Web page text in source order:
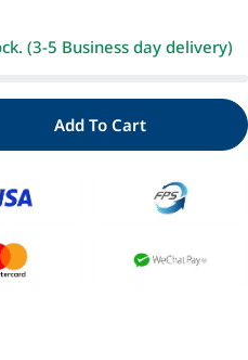
(3-5 Business day delivery)
屁偵探 噗噗!尋找夢幻的
For 屁屁偵探 噗噗!尋
Add To Cart